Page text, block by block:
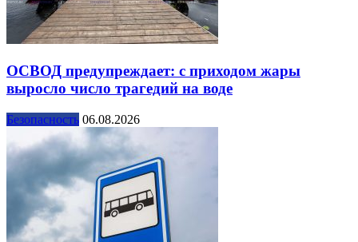
ОСВОД предупреждает: с приходом жары
выросло число трагедий на воде
Безопасность 06.08.2026